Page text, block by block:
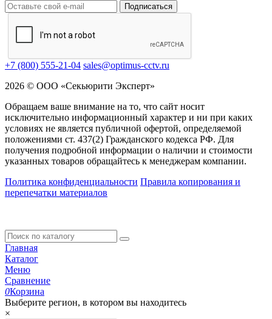
Подписаться
+7 (800) 555-21-04 sales@optimus-cctv.ru
2026 © ООО «Секьюрити Эксперт»
Обращаем ваше внимание на то, что сайт носит
исключительно информационный характер и ни при каких
условиях не является публичной офертой, определяемой
положениями ст. 437(2) Гражданского кодекса РФ. Для
получения подробной информации о наличии и стоимости
указанных товаров обращайтесь к менеджерам компании.
Политика конфиденциальности Правила копирования и
перепечатки материалов
Главная
Каталог
Меню
Сравнение
0Корзина
Выберите регион, в котором вы находитесь
×